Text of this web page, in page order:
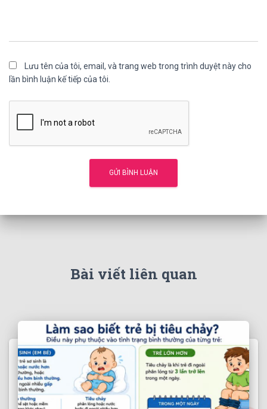
Lưu tên của tôi, email, và trang web trong trình duyệt này cho
lần bình luận kế tiếp của tôi.
Bài viết liên quan